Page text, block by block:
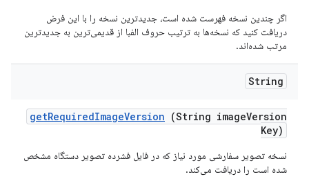
اگر چندین نسخه فهرست شده است، جدیدترین نسخه را با این فرض
دریافت کنید که نسخه‌ها به ترتیب حروف الفبا از قدیمی‌ترین به جدیدترین
مرتب شده‌اند.
String
getRequiredImageVersion (String imageVersion
Key)
نسخه تصویر سفارشی مورد نیاز که در فایل فشرده تصویر دستگاه مشخص
شده است را دریافت می‌کند.